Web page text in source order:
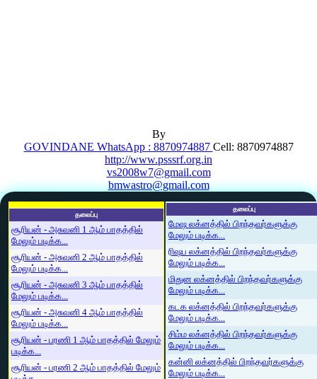
By
GOVINDANE WhatsApp : 8870974887 Cell: 8870974887
http://www.psssrf.org.in
vs2008w7@gmail.com
bmwastro@gmail.com
தலைப்பு
சூரியன் - அசுவனி 1 ஆம் பாதத்தில்
மேலும் படிக்க...
சூரியன் - அசுவனி 2 ஆம் பாதத்தில்
மேலும் படிக்க...
சூரியன் - அசுவனி 3 ஆம் பாதத்தில்
மேலும் படிக்க...
சூரியன் - அசுவனி 4 ஆம் பாதத்தில்
மேலும் படிக்க...
சூரியன் - பரணி 1 ஆம் பாதத்தில் மேலும்
படிக்க...
சூரியன் - பரணி 2 ஆம் பாதத்தில் மேலும்
தலைப்பு
மேஷ லக்னத்தில் பிறந்தவர்களுக்கு
மேலும் படிக்க...
ரிஷப லக்னத்தில் பிறந்தவர்களுக்கு
மேலும் படிக்க...
மிதுன லக்னத்தில் பிறந்தவர்களுக்கு
மேலும் படிக்க...
கடக லக்னத்தில் பிறந்தவர்களுக்கு
மேலும் படிக்க...
சிம்ம லக்னத்தில் பிறந்தவர்களுக்கு
மேலும் படிக்க...
கன்னி லக்னத்தில் பிறந்தவர்களுக்கு
மேலும் படிக்க...